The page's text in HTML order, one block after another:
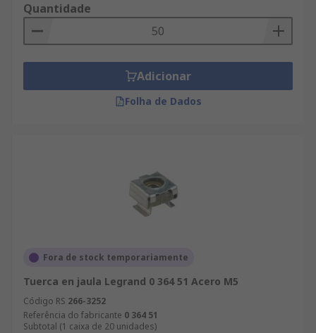
Quantidade
Adicionar
Folha de Dados
Fora de stock temporariamente
Tuerca en jaula Legrand 0 364 51 Acero M5
Código RS 266-3252
Referência do fabricante 0 364 51
Subtotal (1 caixa de 20 unidades)